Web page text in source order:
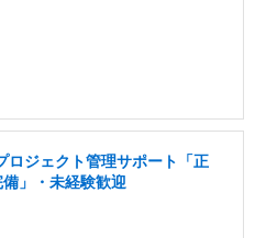
ロジェクト管理サポート「正
」・未経験歓迎